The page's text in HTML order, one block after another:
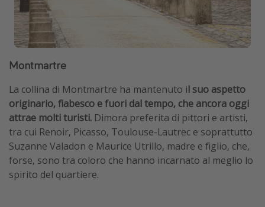
Montmartre
La collina di Montmartre ha mantenuto il suo aspetto
originario, fiabesco e fuori dal tempo, che ancora oggi
attrae molti turisti. Dimora preferita di pittori e artisti,
tra cui Renoir, Picasso, Toulouse-Lautrec e soprattutto
Suzanne Valadon e Maurice Utrillo, madre e figlio, che,
forse, sono tra coloro che hanno incarnato al meglio lo
spirito del quartiere.